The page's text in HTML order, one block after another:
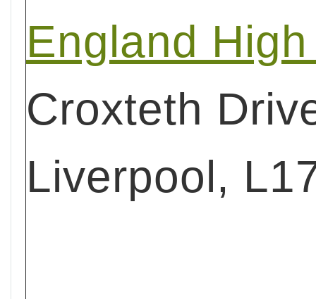
England
Croxteth
Liverpool,